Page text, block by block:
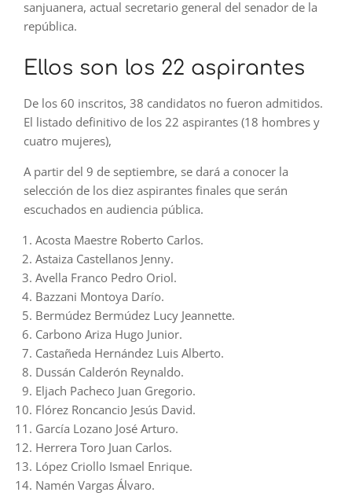
sanjuanera, actual secretario general del senador de la
república.
Ellos son los 22 aspirantes
De los 60 inscritos, 38 candidatos no fueron admitidos.
El listado definitivo de los 22 aspirantes (18 hombres y
cuatro mujeres),
A partir del 9 de septiembre, se dará a conocer la
selección de los diez aspirantes finales que serán
escuchados en audiencia pública.
Acosta Maestre Roberto Carlos.
Astaiza Castellanos Jenny.
Avella Franco Pedro Oriol.
Bazzani Montoya Darío.
Bermúdez Bermúdez Lucy Jeannette.
Carbono Ariza Hugo Junior.
Castañeda Hernández Luis Alberto.
Dussán Calderón Reynaldo.
Eljach Pacheco Juan Gregorio.
Flórez Roncancio Jesús David.
García Lozano José Arturo.
Herrera Toro Juan Carlos.
López Criollo Ismael Enrique.
Namén Vargas Álvaro.